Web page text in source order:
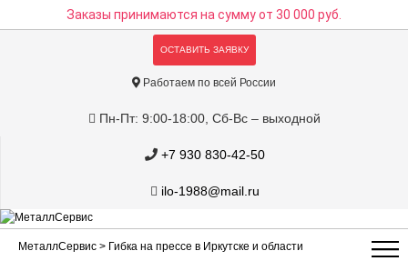
Заказы принимаются на суммуот 30 000 руб.
ОСТАВИТЬ ЗАЯВКУ
Работаем по всей России
Пн-Пт: 9:00-18:00, Сб-Вс – выходной
+7 930 830-42-50
ilo-1988@mail.ru
МеталлСервис > Гибка на прессе в Иркутске и области